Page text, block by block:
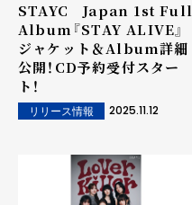
STAYC Japan 1st Full
Album『STAY ALIVE』
ジャケット＆Album詳細
公開！CD予約受付スター
ト！
リリース情報 2025.11.12